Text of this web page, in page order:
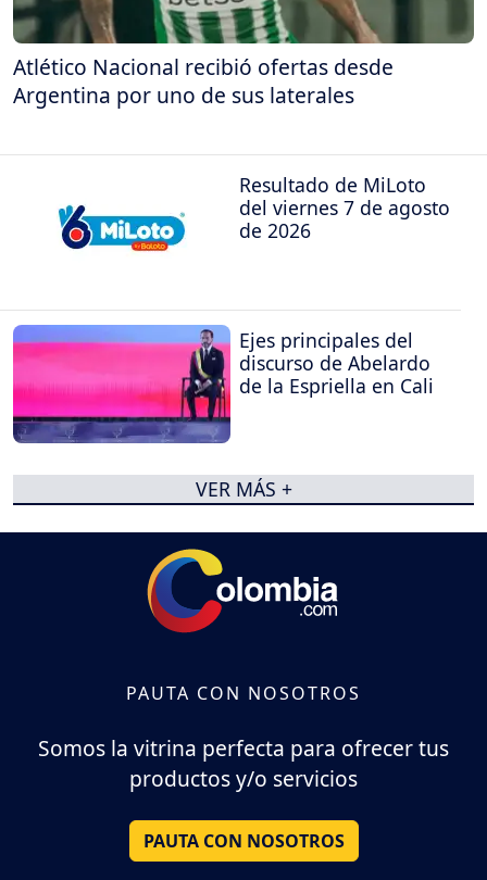
Atlético Nacional recibió ofertas desde
Argentina por uno de sus laterales
Resultado de MiLoto
del viernes 7 de agosto
de 2026
Ejes principales del
discurso de Abelardo
de la Espriella en Cali
VER MÁS +
PAUTA CON NOSOTROS
Somos la vitrina perfecta para ofrecer tus
productos y/o servicios
PAUTA CON NOSOTROS